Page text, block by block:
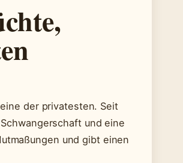
der privatesten. Seit
und eine
und gibt einen